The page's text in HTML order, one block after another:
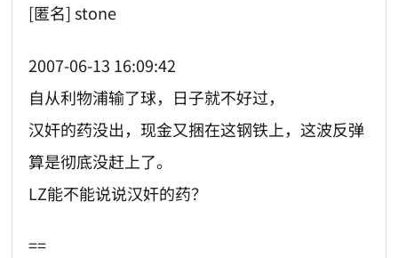
[匿名] stone
2007-06-13 16:09:42
自从利物浦输了球，日子就不好过，
汉奸的药没出，现金又捆在这钢铁上，这波反弹
算是彻底没赶上了。
LZ能不能说说汉奸的药？
==